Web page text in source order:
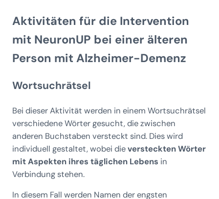
Aktivitäten für die Intervention
mit NeuronUP bei einer älteren
Person mit Alzheimer-Demenz
Wortsuchrätsel
Bei dieser Aktivität werden in einem Wortsuchrätsel
verschiedene Wörter gesucht, die zwischen
anderen Buchstaben versteckt sind. Dies wird
individuell gestaltet, wobei dieversteckten Wörter
mit Aspekten ihres täglichen Lebens in
Verbindung stehen.
In diesem Fall werden Namen der engsten